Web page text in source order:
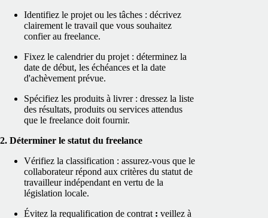
Identifiez le projet ou les tâches : décrivez
clairement le travail que vous souhaitez
confier au freelance.
Fixez le calendrier du projet : déterminez la
date de début, les échéances et la date
d'achèvement prévue.
Spécifiez les produits à livrer : dressez la liste
des résultats, produits ou services attendus
que le freelance doit fournir.
2. Déterminer le statut du freelance
Vérifiez la classification : assurez-vous que le
collaborateur répond aux critères du statut de
travailleur indépendant en vertu de la
législation locale.
Évitez la requalification de contrat : veillez à